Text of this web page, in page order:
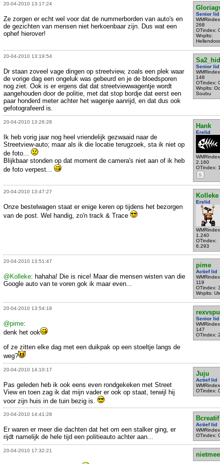
20-04-2010 13:17:24
Senior lid
268
OTindex:
Wnplts:
Hellendoor
Ze zorgen er echt wel voor dat de nummerborden van auto's en
de gezichten van mensen niet herkoenbaar zijn. Dus wat een
ophef hierover!
20-04-2010 13:19:54
Senior lid
148
OTindex:
Wnplts:
Soubu
Dr staan zoveel vage dingen op streetview, zoals een plek waar
de vorige dag een ongeluk was gebeurd en je de bloedsporen
nog ziet. Ook is er ergens dat dat streetviewwagentje wordt
aangehouden door de politie, met dat stop bordje dat eerst een
paar honderd meter achter het wagenje aanrijd, en dat dus ook
gefotografeerd is.
20-04-2010 13:26:28
Hank
Erelid
2.160
OTindex:
S
Ik heb vorig jaar nog heel vriendelijk gezwaaid naar de
Streetview-auto; maar als ik die locatie terugzoek, sta ik niet op
de foto...
Blijkbaar stonden op dat moment de camera's niet aan of ik heb
de foto verpest...
20-04-2010 13:47:27
Kolleke
Erelid
1.240
OTindex:
6.293
Onze bestelwagen staat er enige keren op tijdens het bezorgen
van de post. Wel handig, zo'n track & Trace
20-04-2010 13:51:47
pime
Actief lid
119
OTindex:
Wnplts:
@Kolleke: hahaha! Die is nice! Maar die mensen wisten van die
Google auto van te voren gok ik maar even...
20-04-2010 13:54:18
Senior lid
147
OTindex:
@pime:
denk het ook
of ze zitten elke dag met een duikpak op een stoeltje langs de
weg?
20-04-2010 14:10:17
Juju
Actief lid
OTindex:
Pas geleden heb ik ook eens even rondgekeken met Street
View en toen zag ik dat mijn vader er ook op staat, terwijl hij
voor zijn huis in de tuin bezig is.
20-04-2010 14:41:28
Bcreatif
Actief lid
OTindex:
Er waren er meer die dachten dat het om een stalker ging, er
rijdt namelijk de hele tijd een politieauto achter aan...
20-04-2010 17:32:21